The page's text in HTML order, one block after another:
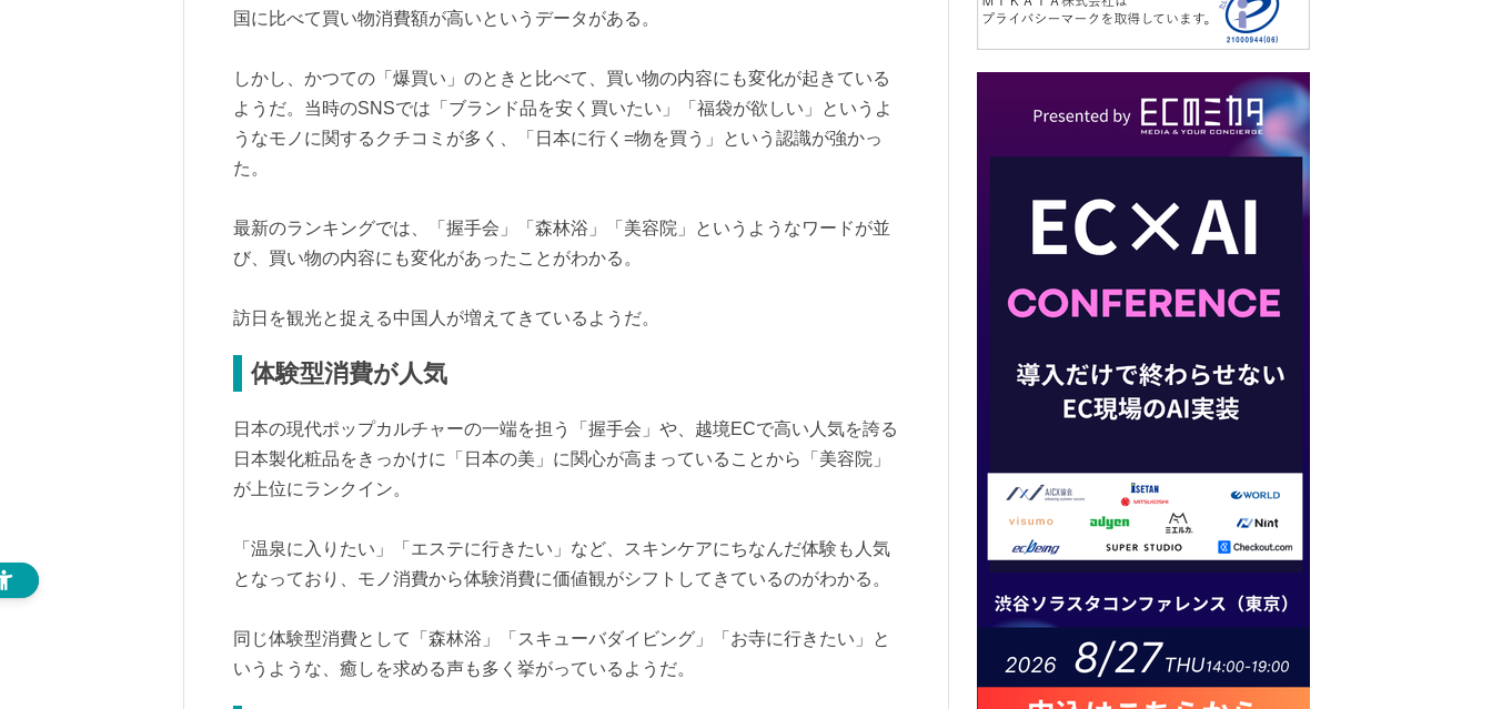
国に比べて買い物消費額が高いというデータがある。
しかし、かつての「爆買い」のときと比べて、買い物の内容にも変化が起きている
ようだ。当時のSNSでは「ブランド品を安く買いたい」「福袋が欲しい」というよ
うなモノに関するクチコミが多く、「日本に行く=物を買う」という認識が強かっ
た。
最新のランキングでは、「握手会」「森林浴」「美容院」というようなワードが並
び、買い物の内容にも変化があったことがわかる。
訪日を観光と捉える中国人が増えてきているようだ。
体験型消費が人気
日本の現代ポップカルチャーの一端を担う「握手会」や、越境ECで高い人気を誇る
日本製化粧品をきっかけに「日本の美」に関心が高まっていることから「美容院」
が上位にランクイン。
「温泉に入りたい」「エステに行きたい」など、スキンケアにちなんだ体験も人気
となっており、モノ消費から体験消費に価値観がシフトしてきているのがわかる。
同じ体験型消費として「森林浴」「スキューバダイビング」「お寺に行きたい」と
いうような、癒しを求める声も多く挙がっているようだ。